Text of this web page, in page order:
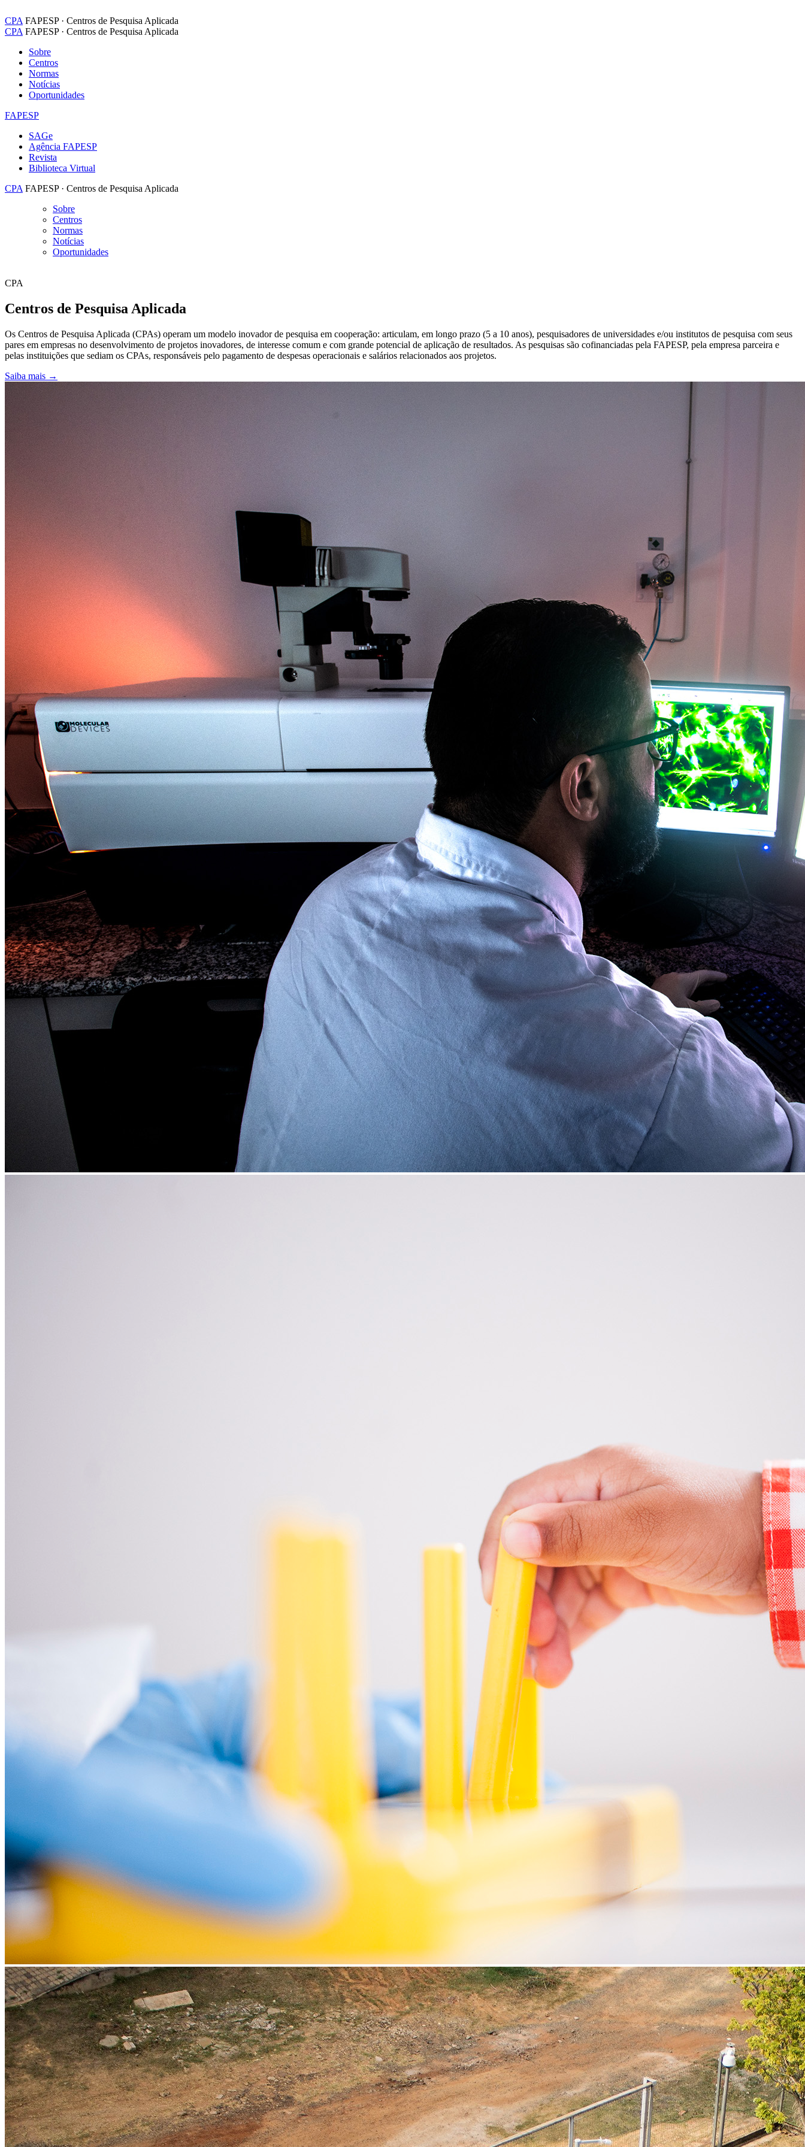
CPA FAPESP · Centros de Pesquisa Aplicada
CPA FAPESP · Centros de Pesquisa Aplicada
Sobre
Centros
Normas
Notícias
Oportunidades
FAPESP
SAGe
Agência FAPESP
Revista
Biblioteca Virtual
CPA FAPESP · Centros de Pesquisa Aplicada
Sobre
Centros
Normas
Notícias
Oportunidades
CPA
Centros de Pesquisa Aplicada
Os Centros de Pesquisa Aplicada (CPAs) operam um modelo inovador de pesquisa em cooperação: articulam, em longo prazo (5 a 10 anos), pesquisadores de universidades e/ou institutos de pesquisa com seus
pares em empresas no desenvolvimento de projetos inovadores, de interesse comum e com grande potencial de aplicação de resultados. As pesquisas são cofinanciadas pela FAPESP, pela empresa parceira e
pelas instituições que sediam os CPAs, responsáveis pelo pagamento de despesas operacionais e salários relacionados aos projetos.
Saiba mais →